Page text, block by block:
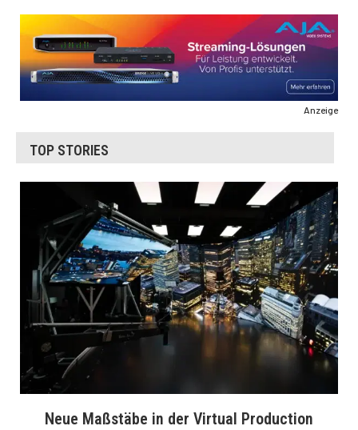
Anzeige
TOP STORIES
Neue Maßstäbe in der Virtual Production